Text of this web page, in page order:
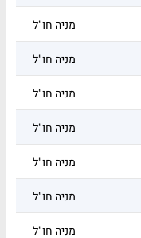
מניה חו"ל
מניה חו"ל
מניה חו"ל
מניה חו"ל
מניה חו"ל
מניה חו"ל
מניה חו"ל